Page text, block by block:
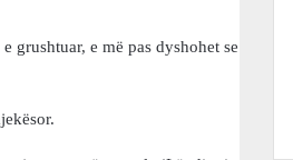
grushtuar, e më pas dyshohet se